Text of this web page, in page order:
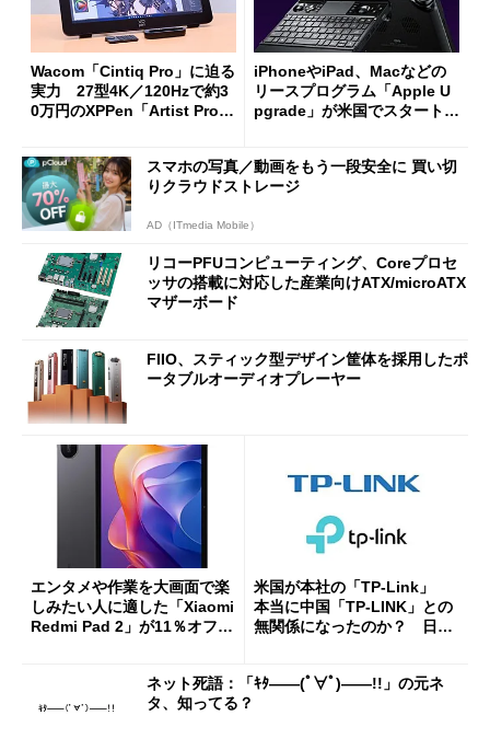
Wacom「Cintiq Pro」に迫る
実力 27型4K／120Hzで約3
0万円のXPPen「Artist Pro 2
iPhoneやiPad、Macなどの
リースプログラム「Apple U
pgrade」が米国でスタート／
ut」が明...
スマホの写真／動画をもう一段安全に 買い切
りクラウドストレージ
AD（ITmedia Mobile）
リコーPFUコンピューティング、Coreプロセ
ッサの搭載に対応した産業向けATX/microATX
マザーボード
FIIO、スティック型デザイン筐体を採用したポ
ータブルオーディオプレーヤー
エンタメや作業を大画面で楽
しみたい人に適した「Xiaomi
Redmi Pad 2」が11％オフの
米国が本社の「TP-Link」
本当に中国「TP-LINK」との
無関係になったのか？ 日本
ネット死語：「ｷﾀ――(ﾟ∀ﾟ)――!!」の元ネ
タ、知ってる？